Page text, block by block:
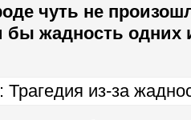
чуть не
жадность одних